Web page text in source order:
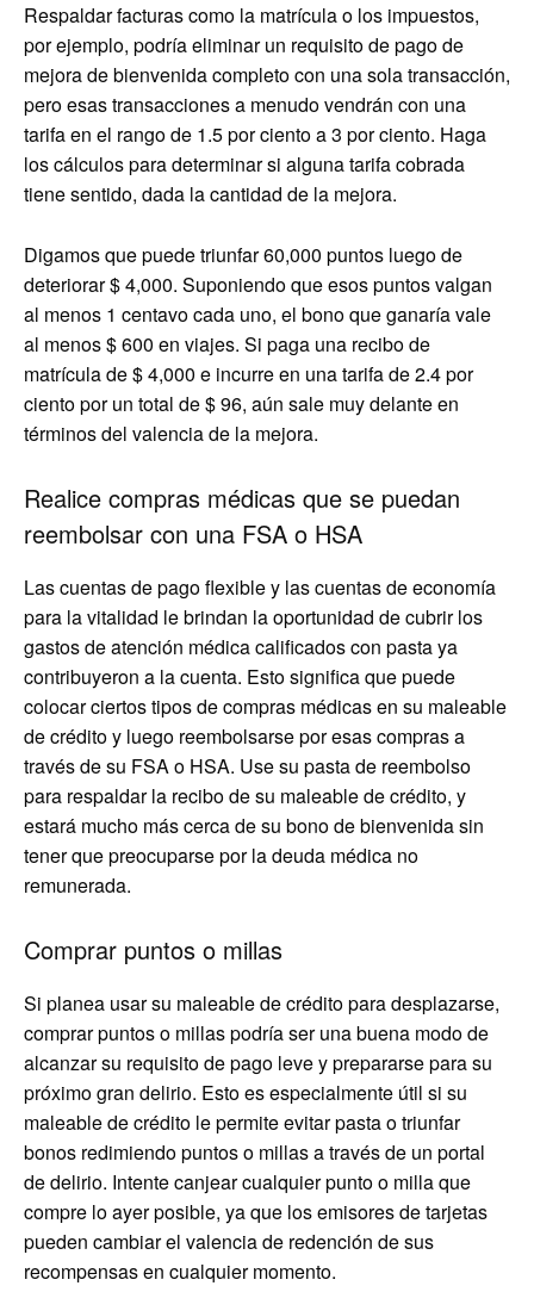
Respaldar facturas como la matrícula o los impuestos,
por ejemplo, podría eliminar un requisito de pago de
mejora de bienvenida completo con una sola transacción,
pero esas transacciones a menudo vendrán con una
tarifa en el rango de 1.5 por ciento a 3 por ciento. Haga
los cálculos para determinar si alguna tarifa cobrada
tiene sentido, dada la cantidad de la mejora.
Digamos que puede triunfar 60,000 puntos luego de
deteriorar $ 4,000. Suponiendo que esos puntos valgan
al menos 1 centavo cada uno, el bono que ganaría vale
al menos $ 600 en viajes. Si paga una recibo de
matrícula de $ 4,000 e incurre en una tarifa de 2.4 por
ciento por un total de $ 96, aún sale muy delante en
términos del valencia de la mejora.
Realice compras médicas que se puedan
reembolsar con una FSA o HSA
Las cuentas de pago flexible y las cuentas de economía
para la vitalidad le brindan la oportunidad de cubrir los
gastos de atención médica calificados con pasta ya
contribuyeron a la cuenta. Esto significa que puede
colocar ciertos tipos de compras médicas en su maleable
de crédito y luego reembolsarse por esas compras a
través de su FSA o HSA. Use su pasta de reembolso
para respaldar la recibo de su maleable de crédito, y
estará mucho más cerca de su bono de bienvenida sin
tener que preocuparse por la deuda médica no
remunerada.
Comprar puntos o millas
Si planea usar su maleable de crédito para desplazarse,
comprar puntos o millas podría ser una buena modo de
alcanzar su requisito de pago leve y prepararse para su
próximo gran delirio. Esto es especialmente útil si su
maleable de crédito le permite evitar pasta o triunfar
bonos redimiendo puntos o millas a través de un portal
de delirio. Intente canjear cualquier punto o milla que
compre lo ayer posible, ya que los emisores de tarjetas
pueden cambiar el valencia de redención de sus
recompensas en cualquier momento.